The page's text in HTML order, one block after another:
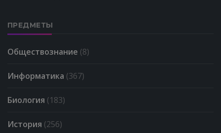
ПРЕДМЕТЫ
Обществознание (8)
Информатика (367)
Биология (183)
История (256)